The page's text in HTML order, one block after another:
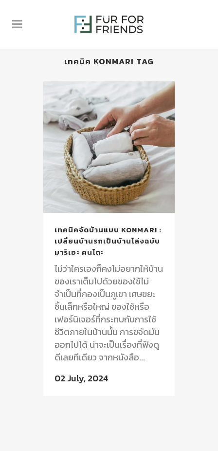
เทคนิค KONMARI TAG
เทคนิคจัดบ้านแบบ KONMARI :
เปลี่ยนบ้านรกเป็นบ้านโล่งฉบับ
มาริเอะ คนโดะ
ไม่ว่าใครเองก็คงไม่อยากให้บ้าน
ของเราเต็มไปด้วยของใช้ไม่
จำเป็นที่กองเป็นภูเขา เศษขยะ
ชิ้นเล็กหรือใหญ่ ของใช้หรือ
เฟอร์นิเจอร์ที่กระทบกับการใช้
ชีวิตภายในบ้านนั้น การขจัดมัน
ออกไปได้ น่าจะเป็นเรื่องที่ฟังดู
ดีเลยทีเดียว จากหนังสือ...
02 July, 2024